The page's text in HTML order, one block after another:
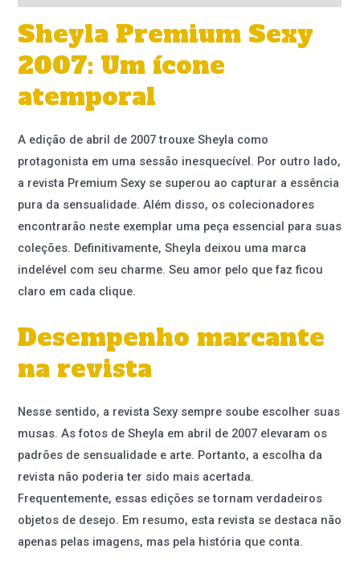
Sheyla Premium Sexy
2007: Um ícone
atemporal
A edição de abril de 2007 trouxe Sheyla como
protagonista em uma sessão inesquecível. Por outro lado,
a revista Premium Sexy se superou ao capturar a essência
pura da sensualidade. Além disso, os colecionadores
encontrarão neste exemplar uma peça essencial para suas
coleções. Definitivamente, Sheyla deixou uma marca
indelével com seu charme. Seu amor pelo que faz ficou
claro em cada clique.
Desempenho marcante
na revista
Nesse sentido, a revista Sexy sempre soube escolher suas
musas. As fotos de Sheyla em abril de 2007 elevaram os
padrões de sensualidade e arte. Portanto, a escolha da
revista não poderia ter sido mais acertada.
Frequentemente, essas edições se tornam verdadeiros
objetos de desejo. Em resumo, esta revista se destaca não
apenas pelas imagens, mas pela história que conta.